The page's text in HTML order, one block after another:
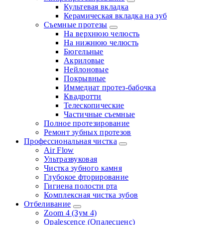
Культевая вкладка
Керамическая вкладка на зуб
Съемные протезы
На верхнюю челюсть
На нижнюю челюсть
Бюгельные
Акриловые
Нейлоновые
Покрывные
Иммедиат протез-бабочка
Квадротти
Телескопические
Частичные съемные
Полное протезирование
Ремонт зубных протезов
Профессиональная чистка
Air Flow
Ультразвуковая
Чистка зубного камня
Глубокое фторирование
Гигиена полости рта
Комплексная чистка зубов
Отбеливание
Zoom 4 (Зум 4)
Opalescence (Опалесценс)